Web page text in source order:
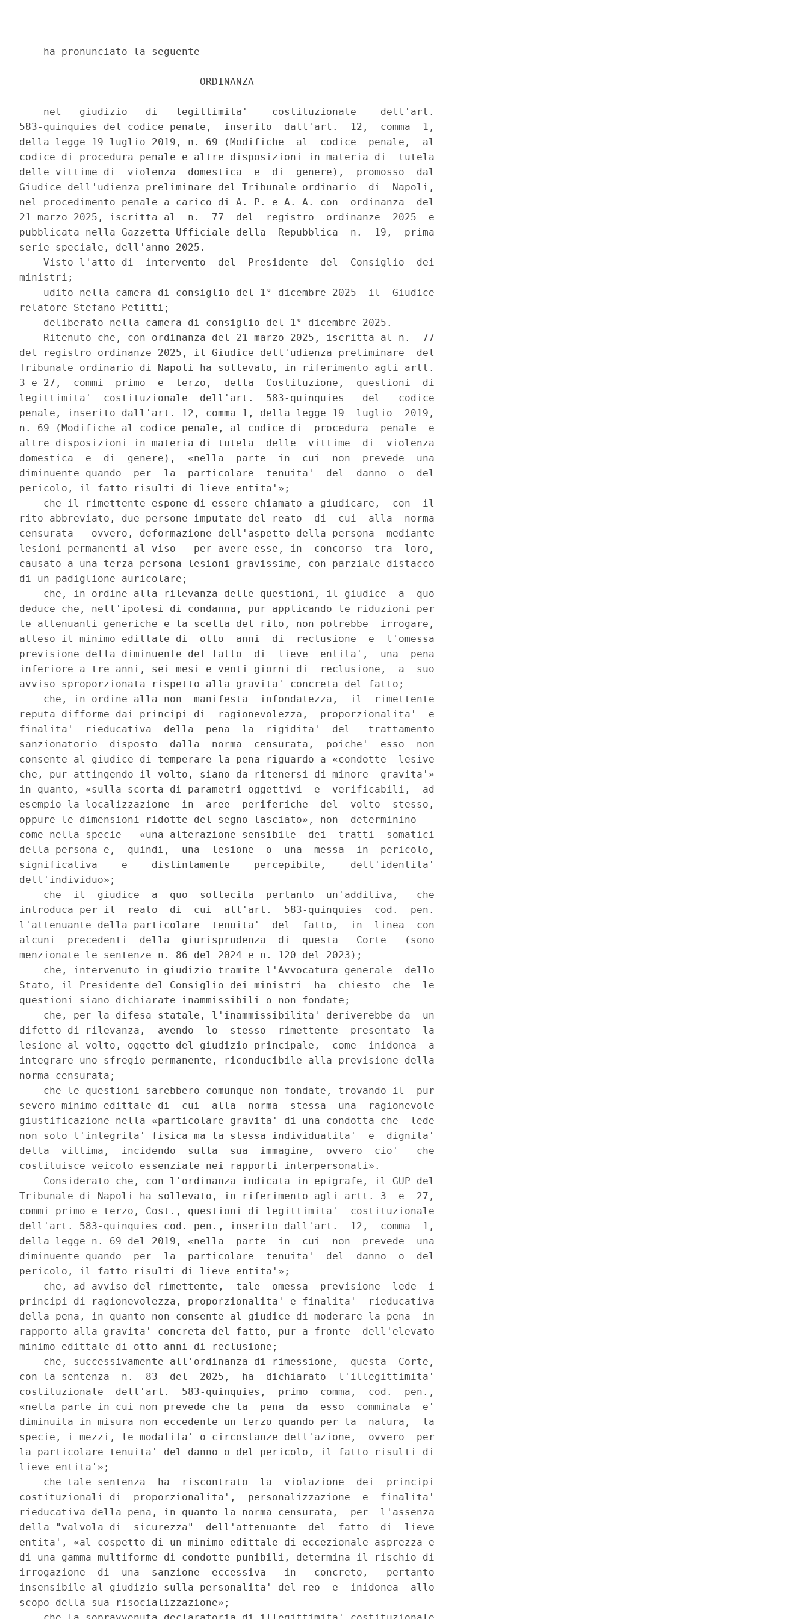
    ha pronunciato la seguente
                              ORDINANZA
    nel   giudizio   di   legittimita'    costituzionale    dell'art.
583-quinquies del codice penale,  inserito  dall'art.  12,  comma  1,
della legge 19 luglio 2019, n. 69 (Modifiche  al  codice  penale,  al
codice di procedura penale e altre disposizioni in materia di  tutela
delle vittime di  violenza  domestica  e  di  genere),  promosso  dal
Giudice dell'udienza preliminare del Tribunale ordinario  di  Napoli,
nel procedimento penale a carico di A. P. e A. A. con  ordinanza  del
21 marzo 2025, iscritta al  n.  77  del  registro  ordinanze  2025  e
pubblicata nella Gazzetta Ufficiale della  Repubblica  n.  19,  prima
serie speciale, dell'anno 2025.
    Visto l'atto di  intervento  del  Presidente  del  Consiglio  dei
ministri;
    udito nella camera di consiglio del 1° dicembre 2025  il  Giudice
relatore Stefano Petitti;
    deliberato nella camera di consiglio del 1° dicembre 2025.
    Ritenuto che, con ordinanza del 21 marzo 2025, iscritta al n.  77
del registro ordinanze 2025, il Giudice dell'udienza preliminare  del
Tribunale ordinario di Napoli ha sollevato, in riferimento agli artt.
3 e 27,  commi  primo  e  terzo,  della  Costituzione,  questioni  di
legittimita'  costituzionale  dell'art.  583-quinquies   del   codice
penale, inserito dall'art. 12, comma 1, della legge 19  luglio  2019,
n. 69 (Modifiche al codice penale, al codice di  procedura  penale  e
altre disposizioni in materia di tutela  delle  vittime  di  violenza
domestica  e  di  genere),  «nella  parte  in  cui  non  prevede  una
diminuente quando  per  la  particolare  tenuita'  del  danno  o  del
pericolo, il fatto risulti di lieve entita'»;
    che il rimettente espone di essere chiamato a giudicare,  con  il
rito abbreviato, due persone imputate del reato  di  cui  alla  norma
censurata - ovvero, deformazione dell'aspetto della persona  mediante
lesioni permanenti al viso - per avere esse, in  concorso  tra  loro,
causato a una terza persona lesioni gravissime, con parziale distacco
di un padiglione auricolare;
    che, in ordine alla rilevanza delle questioni, il giudice  a  quo
deduce che, nell'ipotesi di condanna, pur applicando le riduzioni per
le attenuanti generiche e la scelta del rito, non potrebbe  irrogare,
atteso il minimo edittale di  otto  anni  di  reclusione  e  l'omessa
previsione della diminuente del fatto  di  lieve  entita',  una  pena
inferiore a tre anni, sei mesi e venti giorni di  reclusione,  a  suo
avviso sproporzionata rispetto alla gravita' concreta del fatto;
    che, in ordine alla non  manifesta  infondatezza,  il  rimettente
reputa difforme dai principi di  ragionevolezza,  proporzionalita'  e
finalita'  rieducativa  della  pena  la  rigidita'  del   trattamento
sanzionatorio  disposto  dalla  norma  censurata,  poiche'  esso  non
consente al giudice di temperare la pena riguardo a «condotte  lesive
che, pur attingendo il volto, siano da ritenersi di minore  gravita'»
in quanto, «sulla scorta di parametri oggettivi  e  verificabili,  ad
esempio la localizzazione  in  aree  periferiche  del  volto  stesso,
oppure le dimensioni ridotte del segno lasciato», non  determinino  -
come nella specie - «una alterazione sensibile  dei  tratti  somatici
della persona e,  quindi,  una  lesione  o  una  messa  in  pericolo,
significativa    e    distintamente    percepibile,    dell'identita'
dell'individuo»;
    che  il  giudice  a  quo  sollecita  pertanto  un'additiva,   che
introduca per il  reato  di  cui  all'art.  583-quinquies  cod.  pen.
l'attenuante della particolare  tenuita'  del  fatto,  in  linea  con
alcuni  precedenti  della  giurisprudenza  di  questa   Corte   (sono
menzionate le sentenze n. 86 del 2024 e n. 120 del 2023);
    che, intervenuto in giudizio tramite l'Avvocatura generale  dello
Stato, il Presidente del Consiglio dei ministri  ha  chiesto  che  le
questioni siano dichiarate inammissibili o non fondate;
    che, per la difesa statale, l'inammissibilita' deriverebbe da  un
difetto di rilevanza,  avendo  lo  stesso  rimettente  presentato  la
lesione al volto, oggetto del giudizio principale,  come  inidonea  a
integrare uno sfregio permanente, riconducibile alla previsione della
norma censurata;
    che le questioni sarebbero comunque non fondate, trovando il  pur
severo minimo edittale di  cui  alla  norma  stessa  una  ragionevole
giustificazione nella «particolare gravita' di una condotta che  lede
non solo l'integrita' fisica ma la stessa individualita'  e  dignita'
della  vittima,  incidendo  sulla  sua  immagine,  ovvero  cio'   che
costituisce veicolo essenziale nei rapporti interpersonali».
    Considerato che, con l'ordinanza indicata in epigrafe, il GUP del
Tribunale di Napoli ha sollevato, in riferimento agli artt. 3  e  27,
commi primo e terzo, Cost., questioni di legittimita'  costituzionale
dell'art. 583-quinquies cod. pen., inserito dall'art.  12,  comma  1,
della legge n. 69 del 2019, «nella  parte  in  cui  non  prevede  una
diminuente quando  per  la  particolare  tenuita'  del  danno  o  del
pericolo, il fatto risulti di lieve entita'»;
    che, ad avviso del rimettente,  tale  omessa  previsione  lede  i
principi di ragionevolezza, proporzionalita' e finalita'  rieducativa
della pena, in quanto non consente al giudice di moderare la pena  in
rapporto alla gravita' concreta del fatto, pur a fronte  dell'elevato
minimo edittale di otto anni di reclusione;
    che, successivamente all'ordinanza di rimessione,  questa  Corte,
con la sentenza  n.  83  del  2025,  ha  dichiarato  l'illegittimita'
costituzionale  dell'art.  583-quinquies,  primo  comma,  cod.  pen.,
«nella parte in cui non prevede che la  pena  da  esso  comminata  e'
diminuita in misura non eccedente un terzo quando per la  natura,  la
specie, i mezzi, le modalita' o circostanze dell'azione,  ovvero  per
la particolare tenuita' del danno o del pericolo, il fatto risulti di
lieve entita'»;
    che tale sentenza  ha  riscontrato  la  violazione  dei  principi
costituzionali di  proporzionalita',  personalizzazione  e  finalita'
rieducativa della pena, in quanto la norma censurata,  per  l'assenza
della "valvola di  sicurezza"  dell'attenuante  del  fatto  di  lieve
entita', «al cospetto di un minimo edittale di eccezionale asprezza e
di una gamma multiforme di condotte punibili, determina il rischio di
irrogazione  di  una  sanzione  eccessiva   in   concreto,   pertanto
insensibile al giudizio sulla personalita' del reo  e  inidonea  allo
scopo della sua risocializzazione»;